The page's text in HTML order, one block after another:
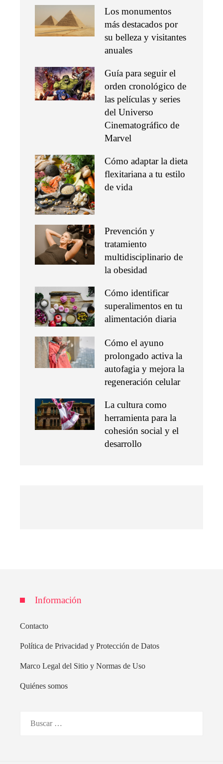
Los monumentos
más destacados por
su belleza y visitantes
anuales
Guía para seguir el
orden cronológico de
las películas y series
del Universo
Cinematográfico de
Marvel
Cómo adaptar la dieta
flexitariana a tu estilo
de vida
Prevención y
tratamiento
multidisciplinario de
la obesidad
Cómo identificar
superalimentos en tu
alimentación diaria
Cómo el ayuno
prolongado activa la
autofagia y mejora la
regeneración celular
La cultura como
herramienta para la
cohesión social y el
desarrollo
Información
Contacto
Política de Privacidad y Protección de Datos
Marco Legal del Sitio y Normas de Uso
Quiénes somos